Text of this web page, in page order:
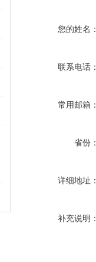
您的姓名：
联系电话：
常用邮箱：
省份：
详细地址：
补充说明：